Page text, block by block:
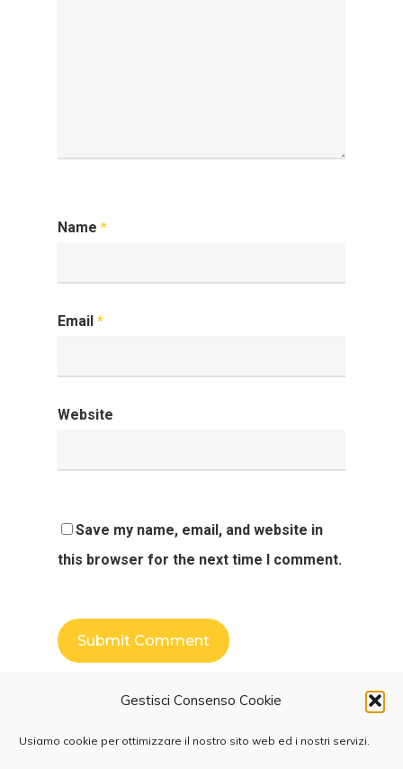
Gestisci Consenso Cookie
Usiamo cookie per ottimizzare il nostro sito web ed i nostri servizi.
Name *
Email *
Website
Save my name, email, and website in
this browser for the next time I comment.